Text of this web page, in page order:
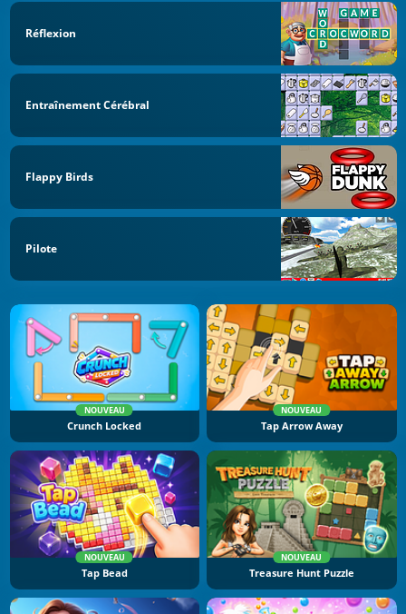
Réflexion
Entraînement Cérébral
Flappy Birds
Pilote
NOUVEAU
Crunch Locked
NOUVEAU
Tap Arrow Away
NOUVEAU
Tap Bead
NOUVEAU
Treasure Hunt Puzzle